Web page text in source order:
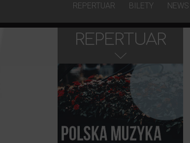
REPERTUAR BILETY NEWS
REPERTUAR